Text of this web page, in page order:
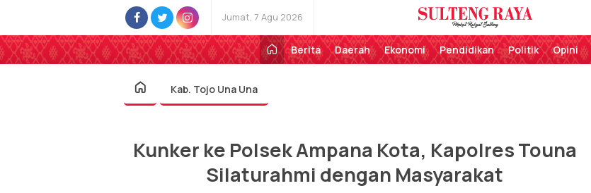
Jumat, 7 Agu 2026
Sulteng Raya
Perekat Rakyat Sulteng
Berita
Daerah Ekonomi Pendidikan Politik Opini
Kab. Tojo Una Una
Kunker ke Polsek Ampana Kota, Kapolres Touna
Silaturahmi dengan Masyarakat